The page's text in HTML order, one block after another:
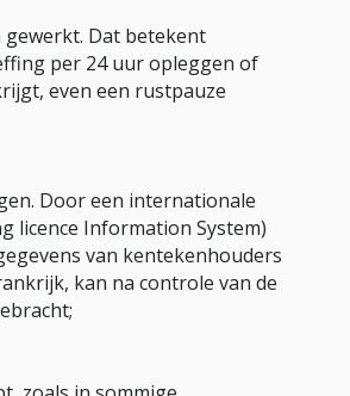
Dat betekent
per 24 uur opleggen of
even een rustpauze
Door een internationale
licence Information System)
van kentekenhouders
kan na controle van de